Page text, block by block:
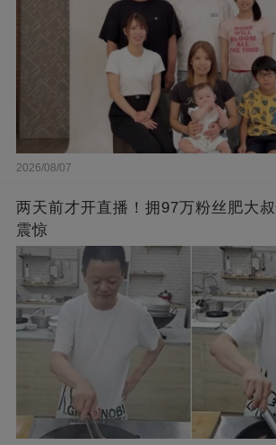
2026/08/07
两天前才开直播！拥97万粉丝肥大
震惊